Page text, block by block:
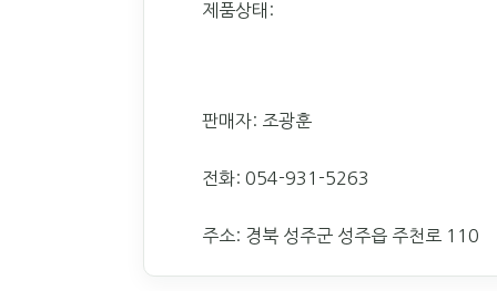
제품상태:
판매자: 조광훈
전화: 054-931-5263
주소: 경북 성주군 성주읍 주천로 110